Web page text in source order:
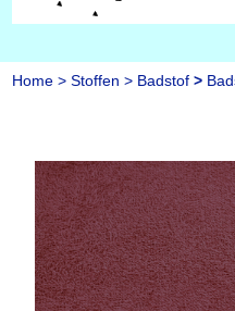
Home > Stoffen > Badstof >